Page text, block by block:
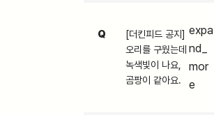
Q
[더킨피드 공지]
오리를 구웠는데
녹색빛이 나요,
곰팡이 같아요.
expa
nd_
mor
e